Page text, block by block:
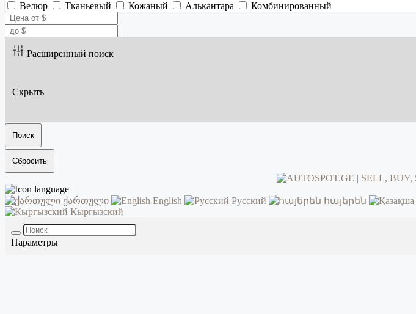
Велюр Тканьевый Кожаный Алькантара Комбинированный
Расширенный поиск
Скрыть
Поиск
Сбросить
ქართული English Русский հայերեն
Кыргызский
Параметры